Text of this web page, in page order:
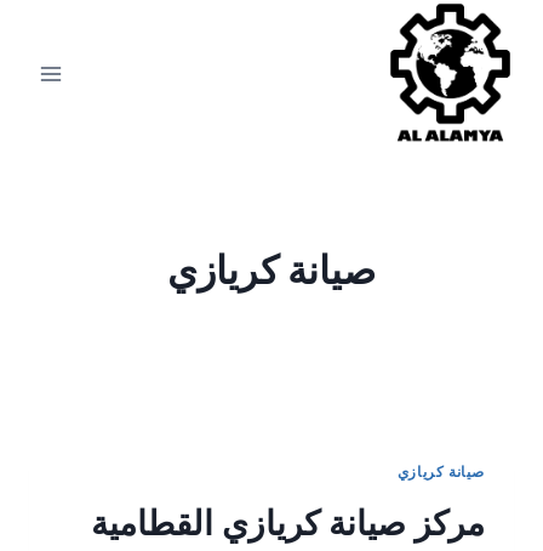
صيانة كريازي
صيانة كريازي
مركز صيانة كريازي القطامية